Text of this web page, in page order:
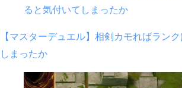
【マスターデュエル】相剣カモればラン
しまったか